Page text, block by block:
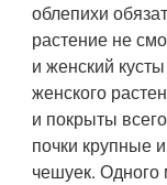
облепихи
растение не
и женский
женского
и покрыты
почки крупные
чешуек. Одного